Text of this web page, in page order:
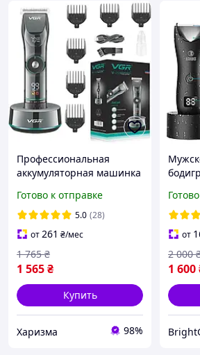
Профессиональная
аккумуляторная машинка
насадками 1,5-12 мм VGR
V-256 на подставке
Готово к отправке
5.0 (28)
от261 ₴/мес
1 565₴
1 765 ₴
Купить
Харизма 98%
LED-
от
1 600
2 000